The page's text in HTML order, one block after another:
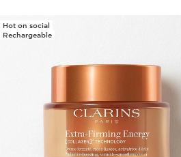
Hot on social
Rechargeable